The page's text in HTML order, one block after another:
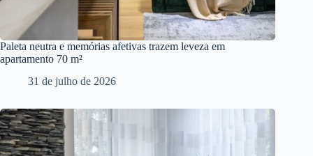
Paleta neutra e memórias afetivas trazem leveza em
apartamento 70 m²
31 de julho de 2026